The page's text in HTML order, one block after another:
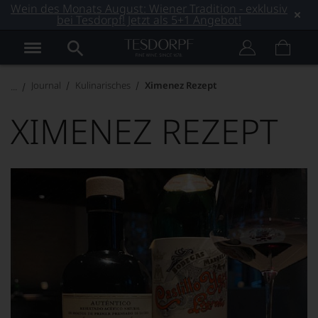
Wein des Monats August: Wiener Tradition - exklusiv
bei Tesdorpf! Jetzt als 5+1 Angebot!
Journal Kulinarisches Ximenez Rezept
XIMENEZ REZEPT